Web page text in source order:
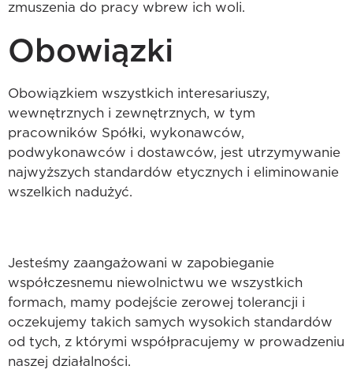
zmuszenia do pracy wbrew ich woli.
Obowiązki
Obowiązkiem wszystkich interesariuszy,
wewnętrznych i zewnętrznych, w tym
pracowników Spółki, wykonawców,
podwykonawców i dostawców, jest utrzymywanie
najwyższych standardów etycznych i eliminowanie
wszelkich nadużyć.
Jesteśmy zaangażowani w zapobieganie
współczesnemu niewolnictwu we wszystkich
formach, mamy podejście zerowej tolerancji i
oczekujemy takich samych wysokich standardów
od tych, z którymi współpracujemy w prowadzeniu
naszej działalności.